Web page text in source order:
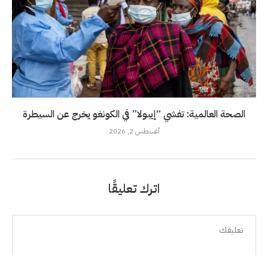
الصحة العالمية: تفشي “إيبولا” في الكونغو يخرج عن السيطرة
أغسطس 2, 2026
اترك تعليقًا